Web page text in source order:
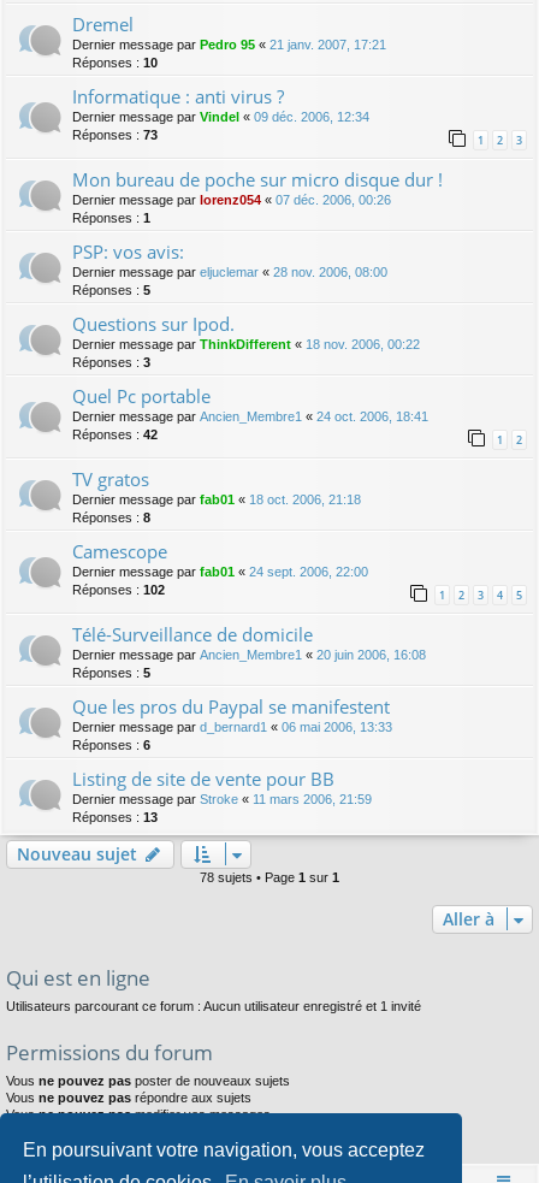
En poursuivant votre navigation, vous acceptez
Dremel
Dernier message par Pedro 95 « 21 janv. 2007, 17:21
Réponses : 10
Informatique : anti virus ?
Dernier message par Vindel « 09 déc. 2006, 12:34
Réponses : 73 1 2 3
Mon bureau de poche sur micro disque dur !
Dernier message par lorenz054 « 07 déc. 2006, 00:26
Réponses : 1
PSP: vos avis:
Dernier message par eljuclemar « 28 nov. 2006, 08:00
Réponses : 5
Questions sur Ipod.
Dernier message par ThinkDifferent « 18 nov. 2006, 00:22
Réponses : 3
Quel Pc portable
Dernier message par Ancien_Membre1 « 24 oct. 2006, 18:41
Réponses : 42 1 2
TV gratos
Dernier message par fab01 « 18 oct. 2006, 21:18
Réponses : 8
Camescope
Dernier message par fab01 « 24 sept. 2006, 22:00
Réponses : 102 1 2 3 4 5
Télé-Surveillance de domicile
Dernier message par Ancien_Membre1 « 20 juin 2006, 16:08
Réponses : 5
Que les pros du Paypal se manifestent
Dernier message par d_bernard1 « 06 mai 2006, 13:33
Réponses : 6
Listing de site de vente pour BB
Dernier message par Stroke « 11 mars 2006, 21:59
Réponses : 13
Nouveau sujet
78 sujets • Page 1 sur 1
Aller à
Qui est en ligne
Utilisateurs parcourant ce forum : Aucun utilisateur enregistré et 1 invité
Permissions du forum
Vous ne pouvez pas poster de nouveaux sujets
Vous ne pouvez pas répondre aux sujets
Vousne pouvez pasmodifier vos messages
Vousne pouvez pasjoindre des fichiers